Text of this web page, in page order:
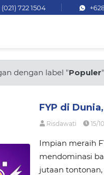
(021) 722 1504
dengan label "Populer"
FYP di
Risdawati 15/
Impian meraih
mendominasi
jutaan